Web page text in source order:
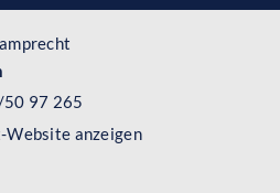
97 265
Website anzeigen